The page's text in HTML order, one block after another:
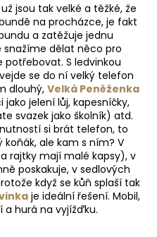
jsou tak velké a těžké, že
na procházce, je fakt
a zatěžuje jednu
snažíme dělat něco pro
S ledvinkou
se do ní velký telefon
dlouhý, Velká Peněženka
jelení lůj, kapesníčky,
svazek jako školník) atd.
si brát telefon, to
koňák, ale kam s ním? V
rajtky mají malé kapsy), v
poskakuje, v sedlových
když se kůň splaší tak
je ideální řešení. Mobil,
hurá na vyjížďku.